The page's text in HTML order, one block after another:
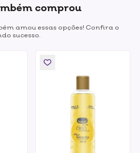
comprou
amou essas opções! Confira o
sucesso.